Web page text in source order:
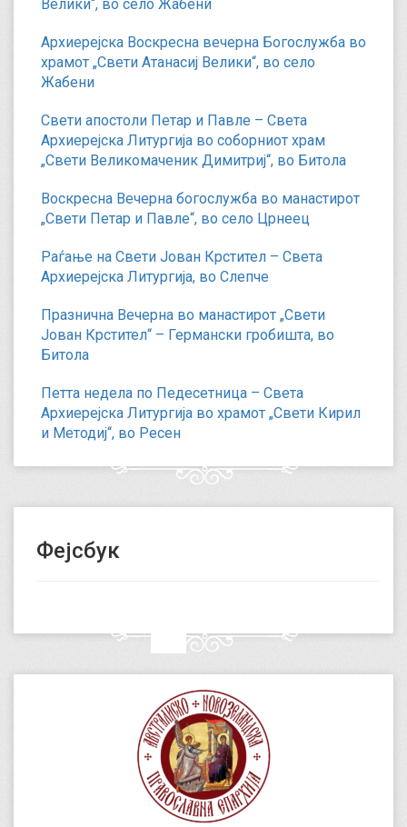
Велики“, во село Жабени
Архиерејска Воскресна вечерна Богослужба во
храмот „Свети Атанасиј Велики“, во село
Жабени
Свети апостоли Петар и Павле – Света
Архиерејска Литургија во соборниот храм
„Свети Великомаченик Димитриј“, во Битола
Воскресна Вечерна богослужба во манастирот
„Свети Петар и Павле“, во село Црнеец
Раѓање на Свети Јован Крстител – Света
Архиерејска Литургија, во Слепче
Празнична Вечерна во манастирот „Свети
Јован Крстител“ – Германски гробишта, во
Битола
Петта недела по Педесетница – Света
Архиерејска Литургија во храмот „Свети Кирил
и Методиј“, во Ресен
Фејсбук